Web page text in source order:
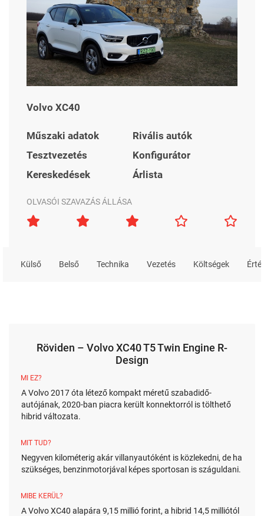
Volvo XC40
Műszaki adatok
Rivális autók
Tesztvezetés
Konfigurátor
Kereskedések
Árlista
OLVASÓI SZAVAZÁS ÁLLÁSA
Külső Belső Technika Vezetés Költségek
Röviden – Volvo XC40 T5 Twin Engine R-
Design
MI EZ?
A Volvo 2017 óta létező kompakt méretű szabadidő-
autójának, 2020-ban piacra került konnektorról is tölthető
hibrid változata.
MIT TUD?
Negyven kilométerig akár villanyautóként is közlekedni, de ha
szükséges, benzinmotorjával képes sportosan is száguldani.
MIBE KERÜL?
A Volvo XC40 alapára 9,15 millió forint, a hibrid 14,5 milliótól